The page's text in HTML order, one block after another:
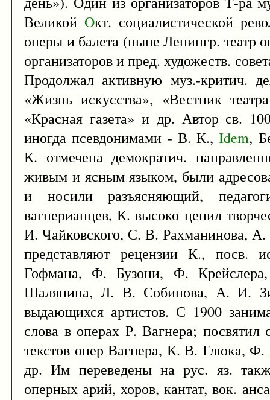
ВеликойOкт. социалистической
оперы и балета (ныне Ленингр. театр
организаторов и пред. художеств.
Продолжал активную муз.-критич.
«Жизнь искусства», «Вестник
«Красная газета» и др. Автор св.
иногда псевдонимами - В. К.,Idem,
К. отмечена демократич.
живым и ясным языком, были
и носили разъясняющий,
вагнерианцев, К. высоко ценил
И. Чайковского, С. В. Рахманинова,
представляют рецензии К., посв.
Гофмана, Ф. Бузони, Ф.
Шаляпина, Л. В. Собинова, А. И.
выдающихся артистов. С 1900
слова в операх Р. Вагнера; посвятил
текстов опер Вагнера, К. В. Глюка,
др. Им переведены на рус. яз.
оперных арий, хоров, кантат, вок.